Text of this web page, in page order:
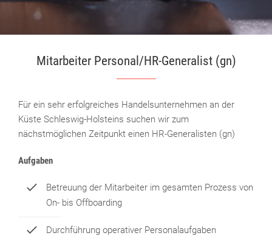
Mitarbeiter Personal/HR-Generalist (gn)
Für ein sehr erfolgreiches Handelsunternehmen an der
Küste Schleswig-Holsteins suchen wir zum
nächstmöglichen Zeitpunkt einen HR-Generalisten (gn)
Aufgaben
Betreuung der Mitarbeiter im gesamten Prozess von
On- bis Offboarding
Durchführung operativer Personalaufgaben